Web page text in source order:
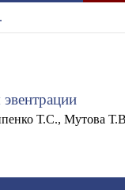
Т.С., Мутова